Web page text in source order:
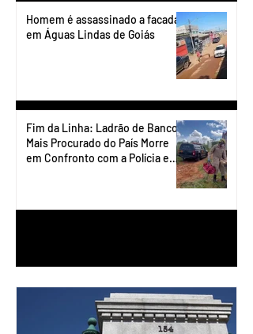
Homem é assassinado a facadas
em Águas Lindas de Goiás
Fim da Linha: Ladrão de Banco
Mais Procurado do País Morre
em Confronto com a Polícia em